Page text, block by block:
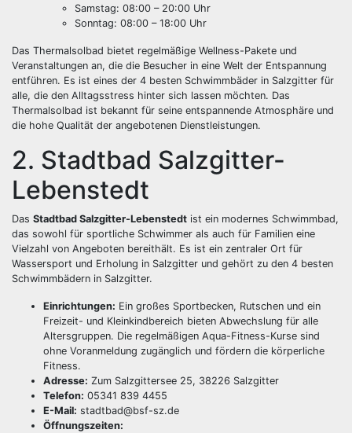
Samstag: 08:00 – 20:00 Uhr
Sonntag: 08:00 – 18:00 Uhr
Das Thermalsolbad bietet regelmäßige Wellness-Pakete und
Veranstaltungen an, die die Besucher in eine Welt der Entspannung
entführen. Es ist eines der 4 besten Schwimmbäder in Salzgitter für
alle, die den Alltagsstress hinter sich lassen möchten. Das
Thermalsolbad ist bekannt für seine entspannende Atmosphäre und
die hohe Qualität der angebotenen Dienstleistungen.
2. Stadtbad Salzgitter-
Lebenstedt
Das Stadtbad Salzgitter-Lebenstedt ist ein modernes Schwimmbad,
das sowohl für sportliche Schwimmer als auch für Familien eine
Vielzahl von Angeboten bereithält. Es ist ein zentraler Ort für
Wassersport und Erholung in Salzgitter und gehört zu den 4 besten
Schwimmbädern in Salzgitter.
Einrichtungen: Ein großes Sportbecken, Rutschen und ein
Freizeit- und Kleinkindbereich bieten Abwechslung für alle
Altersgruppen. Die regelmäßigen Aqua-Fitness-Kurse sind
ohne Voranmeldung zugänglich und fördern die körperliche
Fitness.
Adresse: Zum Salzgittersee 25, 38226 Salzgitter
Telefon: 05341 839 4455
E-Mail: stadtbad@bsf-sz.de
Öffnungszeiten: